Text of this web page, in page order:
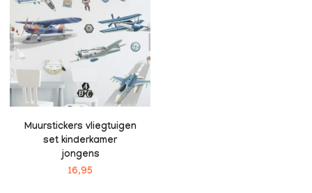
Muurstickers vliegtuigen
set kinderkamer
jongens
16,95